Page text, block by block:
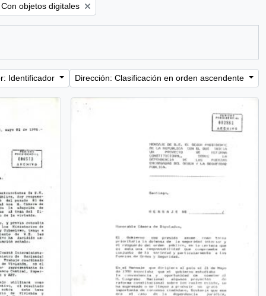
Remove filter:
Con objetos digitales
Identificador Dirección: Clasificación en orden ascendente